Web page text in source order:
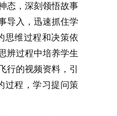
态，深刻领悟故事
导入，迅速抓住学
思维过程和决策依
辨过程中培养学生
行的视频资料，引
过程，学习提问策